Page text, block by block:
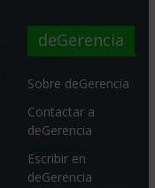
deGerencia
Sobre deGerencia
Contactar a
deGerencia
Escribir en
deGerencia